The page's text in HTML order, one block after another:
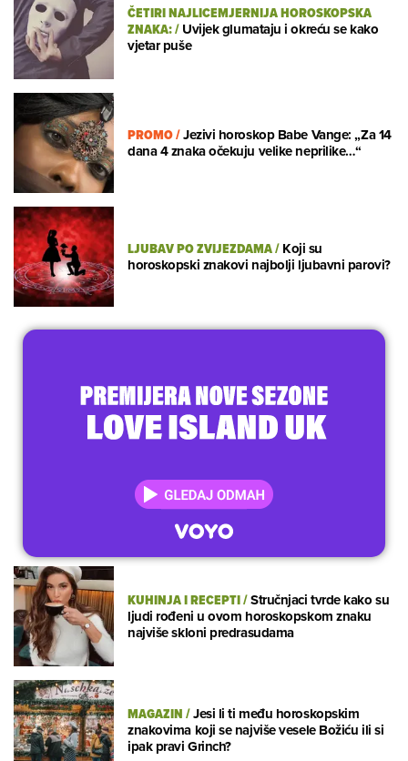
ČETIRI NAJLICEMJERNIJA HOROSKOPSKA
ZNAKA:/Uvijek glumataju i okreću se kako
vjetar puše
PROMO/Jezivi horoskop Babe Vange: „Za 14
dana 4 znaka očekuju velike neprilike…“
LJUBAV PO ZVIJEZDAMA/Koji su
horoskopski znakovi najbolji ljubavni parovi?
KUHINJA I RECEPTI/Stručnjaci tvrde kako su
ljudi rođeni u ovom horoskopskom znaku
najviše skloni predrasudama
MAGAZIN/Jesi li ti među horoskopskim
znakovima koji se najviše vesele Božiću ili si
ipak pravi Grinch?